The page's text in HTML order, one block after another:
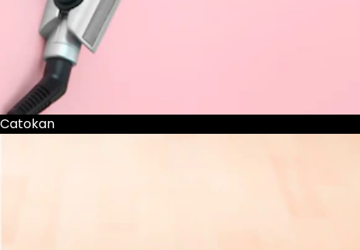
Catokan